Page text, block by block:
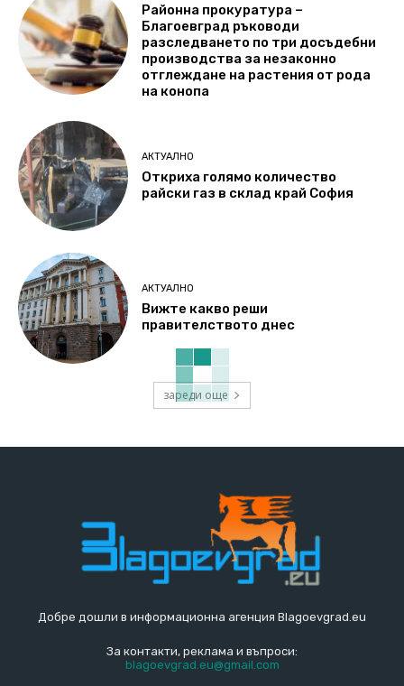
Районна прокуратура –
Благоевград ръководи
разследването по три досъдебни
производства за незаконно
отглеждане на растения от рода
на конопа
АКТУАЛНО
Откриха голямо количество
райски газ в склад край София
АКТУАЛНО
Вижте какво реши
правителството днес
зареди още
Добре дошли в информационна агенция Blagoevgrad.eu
За контакти, реклама и въпроси:
blagoevgrad.eu@gmail.com